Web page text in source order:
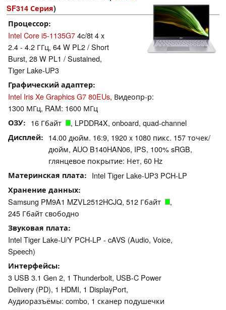
SF314 Серия)
Процессор
Intel Core i5-1135G74c/8t 4 x
2.4 - 4.2 ГГц, 64 W PL2 / Short
Burst, 28 W PL1 / Sustained,
Tiger Lake-UP3
Графический адаптер
Intel Iris Xe Graphics G7 80EUs, Видеопр-р:
1300 МГц, RAM: 1600 МГц
ОЗУ 16 Гбайт , LPDDR4X, onboard, quad-channel
Дисплей
14.00 дюйм. 16:9, 1920 x 1080 пикс. 157 точек/
дюйм, AUO B140HAN06, IPS, 100% sRGB,
глянцевое покрытие: Нет, 60 Hz
Материнская плата Intel Tiger Lake-UP3 PCH-LP
Хранение данных
Samsung PM9A1 MZVL2512HCJQ, 512 Гбайт
,
245 Гбайт свободно
Звуковая плата
Intel Tiger Lake-U/Y PCH-LP - cAVS (Audio, Voice,
Speech)
Интерфейсы
3 USB 3.1 Gen 2, 1 Thunderbolt, USB-C Power
Delivery (PD), 1 HDMI, 1 DisplayPort,
Аудиоразъёмы: combo, 1 сканер подушечки